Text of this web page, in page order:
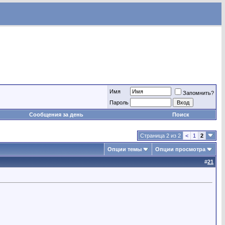
Имя
Запомнить?
Пароль
Сообщения за день
Поиск
Страница 2 из 2 < 1 2
Опции темы Опции просмотра
#21